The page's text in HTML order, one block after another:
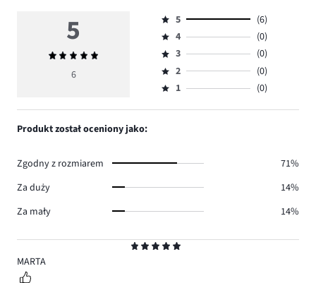
5
MARTA
5
Średnia
ocena
6
Ocena
5,
ilość
głosów
6.
5
(6)
Ocena
4,
ilość
głosów
4
(0)
Ocena
3,
ilość
3
(0)
Ocena
2,
2
(0)
Ocena
1,
1 (0)
Produkt został oceniony jako:
Zgodny z rozmiarem
71%
Za duży
14%
Za mały
14%